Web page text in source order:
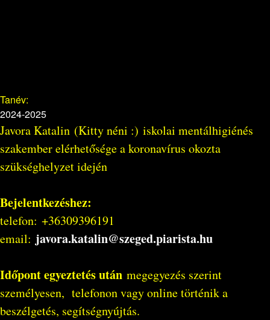
Tanév:
2024-2025
Javora Katalin (Kitty néni :) iskolai mentálhigiénés
szakember elérhetősége a koronavírus okozta
szükséghelyzet idején
Bejelentkezéshez:
telefon: +36309396191
email: javora.katalin@szeged.piarista.hu
Időpont egyeztetés után megegyezés szerint
személyesen, telefonon vagy online történik a
beszélgetés, segítségnyújtás.